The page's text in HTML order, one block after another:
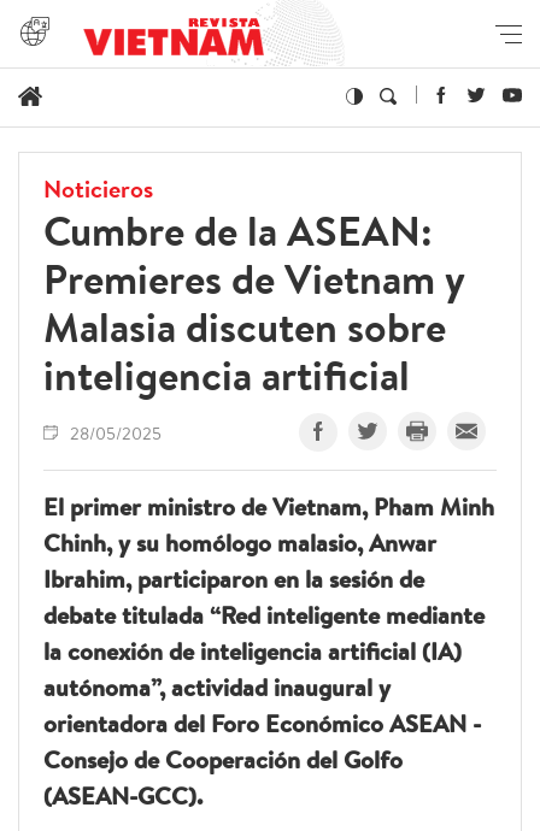
Noticieros
Cumbre de la ASEAN:
Premieres de Vietnam y
Malasia discuten sobre
inteligencia artificial
28/05/2025
El primer ministro de Vietnam, Pham Minh
Chinh, y su homólogo malasio, Anwar
Ibrahim, participaron en la sesión de
debate titulada “Red inteligente mediante
la conexión de inteligencia artificial (IA)
autónoma”, actividad inaugural y
orientadora del Foro Económico ASEAN -
Consejo de Cooperación del Golfo
(ASEAN-GCC).